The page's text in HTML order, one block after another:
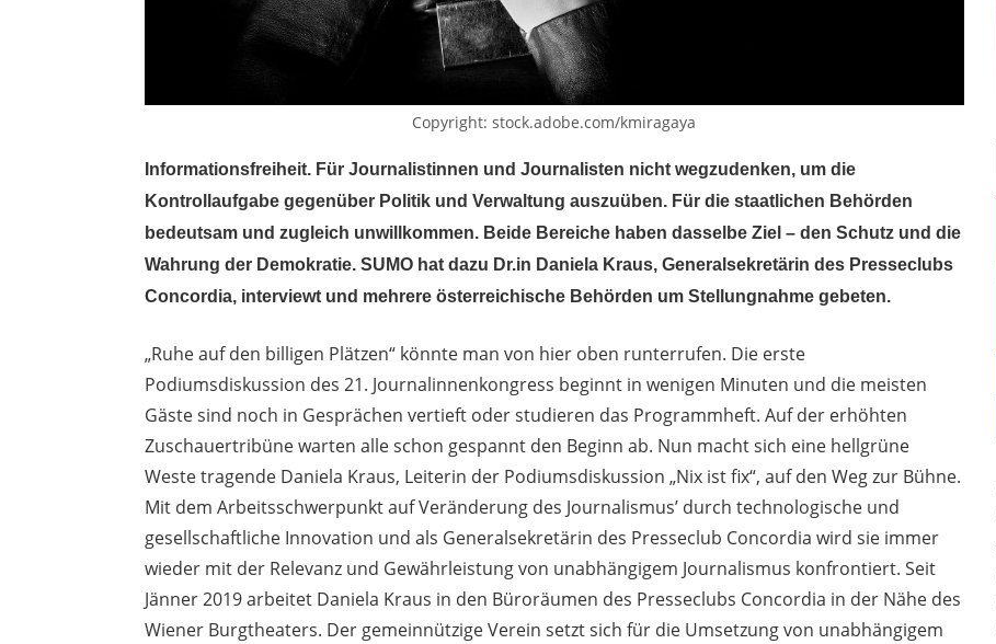
Copyright: stock.adobe.com/kmiragaya
Informationsfreiheit. Für Journalistinnen und Journalisten nicht wegzudenken, um die
Kontrollaufgabe gegenüber Politik und Verwaltung auszuüben. Für die staatlichen Behörden
bedeutsam und zugleich unwillkommen. Beide Bereiche haben dasselbe Ziel – den Schutz und die
Wahrung der Demokratie. SUMO hat dazu Dr.in Daniela Kraus, Generalsekretärin des Presseclubs
Concordia, interviewt und mehrere österreichische Behörden um Stellungnahme gebeten.
„Ruhe auf den billigen Plätzen“ könnte man von hier oben runterrufen. Die erste
Podiumsdiskussion des 21. Journalinnenkongress beginnt in wenigen Minuten und die meisten
Gäste sind noch in Gesprächen vertieft oder studieren das Programmheft. Auf der erhöhten
Zuschauertribüne warten alle schon gespannt den Beginn ab. Nun macht sich eine hellgrüne
Weste tragende Daniela Kraus, Leiterin der Podiumsdiskussion „Nix ist fix“, auf den Weg zur Bühne.
Mit dem Arbeitsschwerpunkt auf Veränderung des Journalismus’ durch technologische und
gesellschaftliche Innovation und als Generalsekretärin des Presseclub Concordia wird sie immer
wieder mit der Relevanz und Gewährleistung von unabhängigem Journalismus konfrontiert. Seit
Jänner 2019 arbeitet Daniela Kraus in den Büroräumen des Presseclubs Concordia in der Nähe des
Wiener Burgtheaters. Der gemeinnützige Verein setzt sich für die Umsetzung von unabhängigem